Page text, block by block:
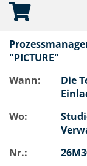
"PICTURE"
Wann:
Die
Wo:
Nr.: